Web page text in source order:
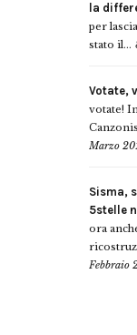
la
per
stato il...
Votate,
votate!
Marzo
Sisma,
5stelle
ora
Febbraio